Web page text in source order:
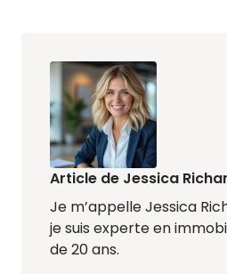
Article de Jessica
Je m’appelle Jessica
je suis experte en
de 20 ans.